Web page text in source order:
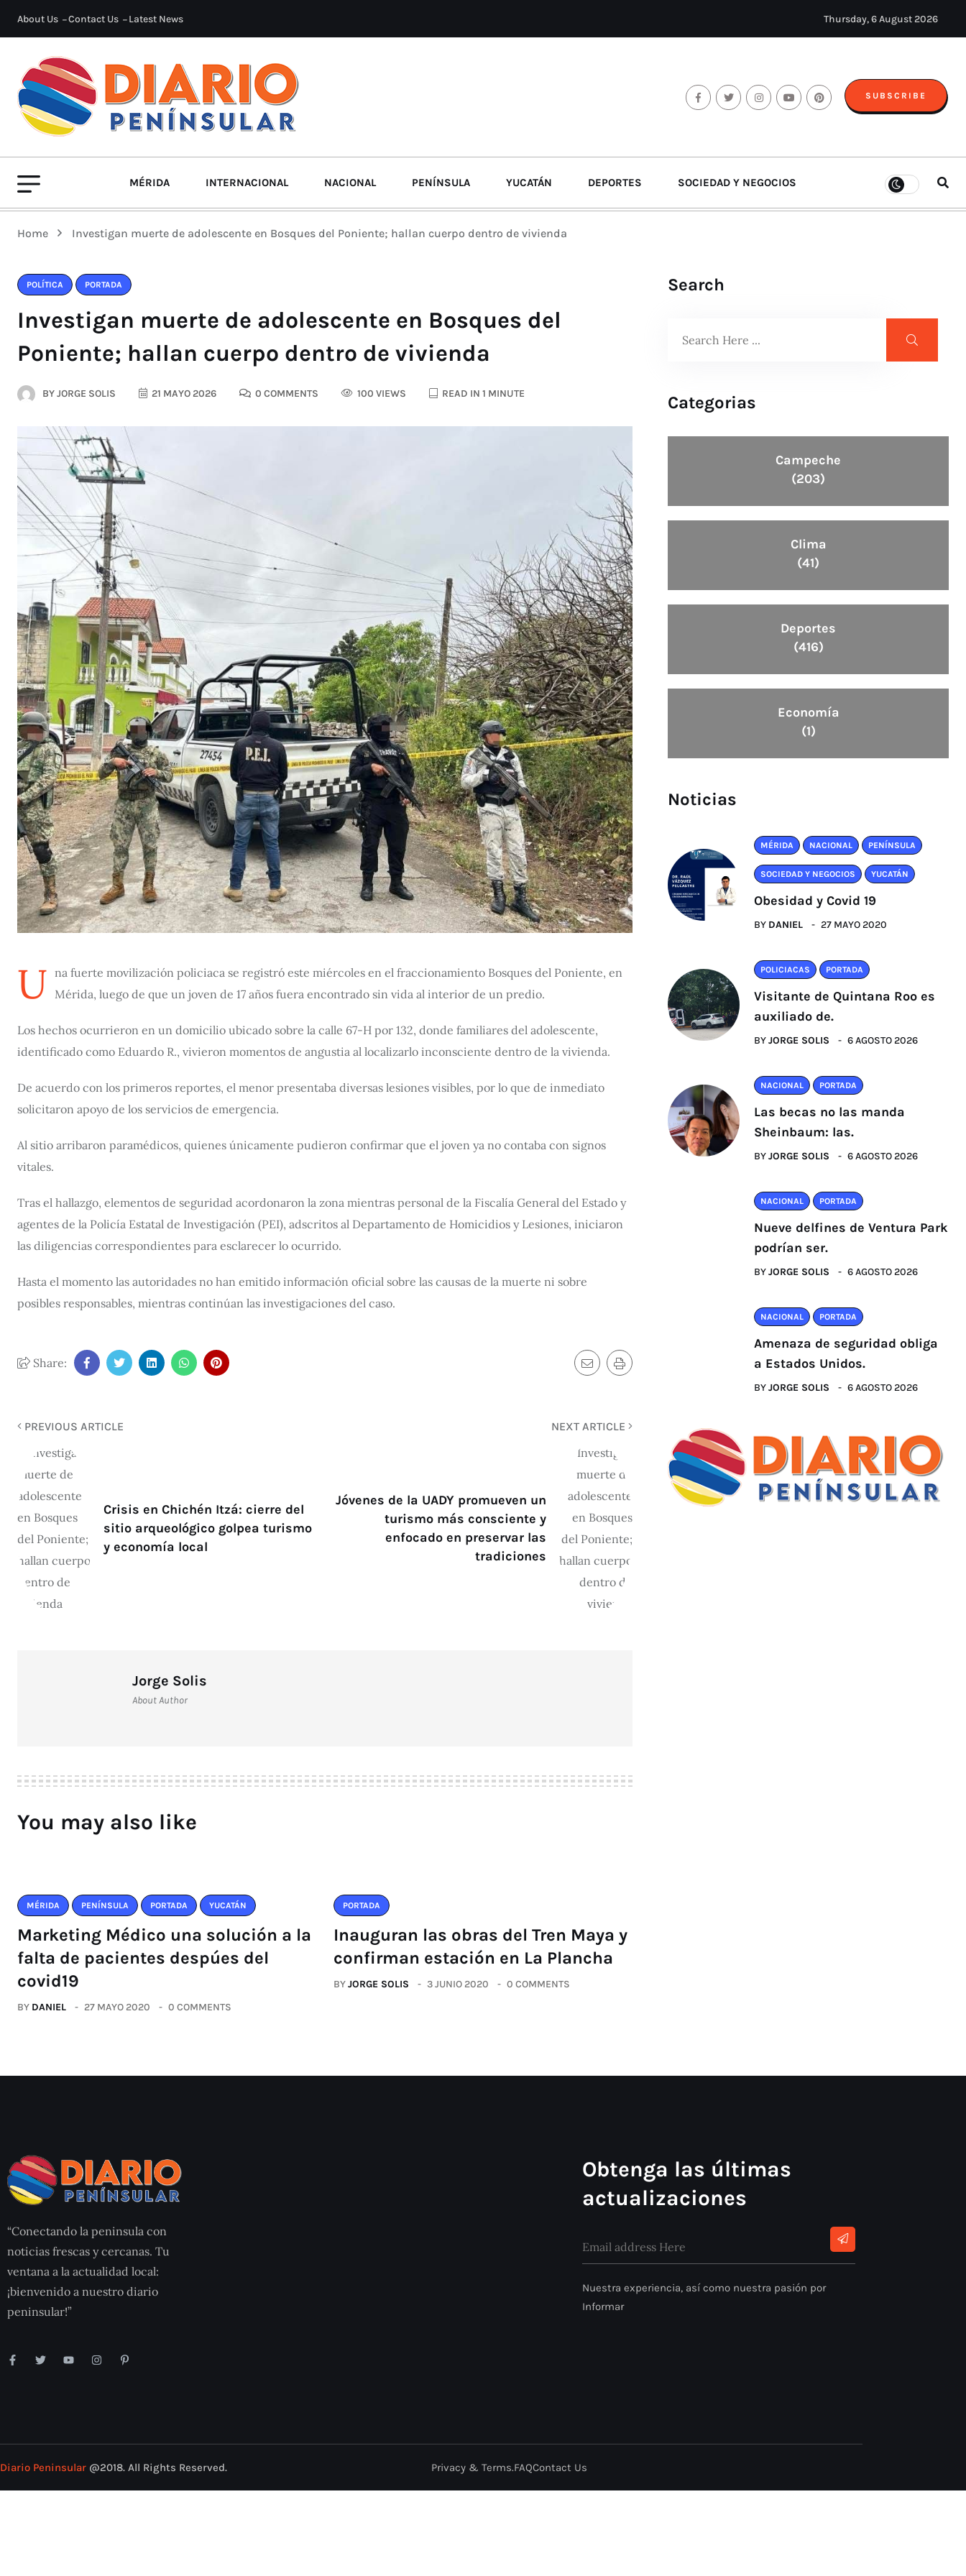
About Us Contact Us Latest News Thursday, 6 August 2026
SUBSCRIBE
MÉRIDA INTERNACIONAL NACIONAL PENÍNSULA YUCATÁN DEPORTES SOCIEDAD Y NEGOCIOS
Home Investigan muerte de adolescente en Bosques del Poniente; hallan cuerpo dentro de vivienda
POLÍTICA PORTADA
Investigan muerte de adolescente en Bosques del
Poniente; hallan cuerpo dentro de vivienda
BYJORGE SOLIS 21 MAYO 2026 0 COMMENTS 100 VIEWS READ IN 1 MINUTE
U na fuerte movilización policiaca se registró este miércoles en el fraccionamiento Bosques del Poniente, en
Mérida, luego de que un joven de 17 años fuera encontrado sin vida al interior de un predio.
Los hechos ocurrieron en un domicilio ubicado sobre la calle 67-H por 132, donde familiares del adolescente,
identificado como Eduardo R., vivieron momentos de angustia al localizarlo inconsciente dentro de la vivienda.
De acuerdo con los primeros reportes, el menor presentaba diversas lesiones visibles, por lo que de inmediato
solicitaron apoyo de los servicios de emergencia.
Al sitio arribaron paramédicos, quienes únicamente pudieron confirmar que el joven ya no contaba con signos
vitales.
Tras el hallazgo, elementos de seguridad acordonaron la zona mientras personal de la Fiscalía General del Estado y
agentes de la Policía Estatal de Investigación (PEI), adscritos al Departamento de Homicidios y Lesiones, iniciaron
las diligencias correspondientes para esclarecer lo ocurrido.
Hasta el momento las autoridades no han emitido información oficial sobre las causas de la muerte ni sobre
posibles responsables, mientras continúan las investigaciones del caso.
Share:
PREVIOUS ARTICLE
Crisis en Chichén Itzá: cierre del
sitio arqueológico golpea turismo
y economía local
NEXT ARTICLE
Jóvenes de la UADY promueven un
turismo más consciente y
enfocado en preservar las
tradiciones
Jorge Solis
About Author
You may also like
MÉRIDA PENÍNSULA PORTADA YUCATÁN
Marketing Médico una solución a la
falta de pacientes despúes del
covid19
BY DANIEL 27 MAYO 2020 0 COMMENTS
PORTADA
Inauguran las obras del Tren Maya y
confirman estación en La Plancha
BYJORGE SOLIS 3 JUNIO 2020 0 COMMENTS
Search
Categorias
Campeche
(203)
Clima
(41)
Deportes
(416)
Economía
(1)
Noticias
MÉRIDA NACIONAL PENÍNSULA
SOCIEDAD Y NEGOCIOS YUCATÁN
Obesidad y Covid 19
BY DANIEL 27 MAYO 2020
POLICIACAS PORTADA
Visitante de Quintana Roo es
auxiliado de.
BYJORGE SOLIS 6 AGOSTO 2026
NACIONAL PORTADA
Las becas no las manda
Sheinbaum: las.
BYJORGE SOLIS 6 AGOSTO 2026
NACIONAL PORTADA
Nueve delfines de Ventura Park
podrían ser.
BYJORGE SOLIS 6 AGOSTO 2026
NACIONAL PORTADA
Amenaza de seguridad obliga
a Estados Unidos.
BYJORGE SOLIS 6 AGOSTO 2026
“Conectando la peninsula con
noticias frescas y cercanas. Tu
ventana a la actualidad local:
¡bienvenido a nuestro diario
peninsular!”
Obtenga las últimas
actualizaciones
Nuestra experiencia, así como nuestra pasión por
Informar
Diario Peninsular @2018. All Rights Reserved. Privacy & Terms.FAQContact Us